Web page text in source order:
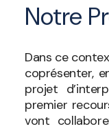
Notre
Dans ce
coprésenter,
projet
premier
vont